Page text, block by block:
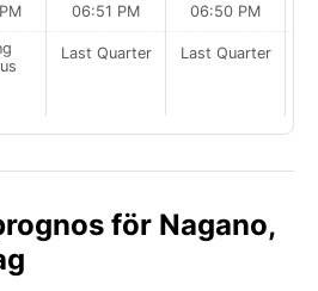
06:51 PM
Last Quarter
06:50 PM
Last Quarter
för Nagano,